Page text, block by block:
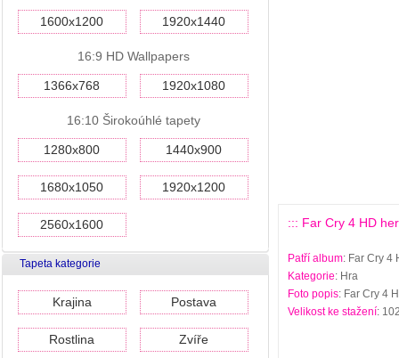
1600x1200 1920x1440
16:9 HD Wallpapers
1366x768 1920x1080
16:10 Širokoúhlé tapety
1280x800 1440x900
1680x1050 1920x1200
2560x1600
Tapeta kategorie
Krajina Postava
Rostlina Zvíře
::: Far Cry 4 HD
Patří album: Far Cry 4
Kategorie: Hra
Foto popis: Far Cry 4
Velikost ke stažení: